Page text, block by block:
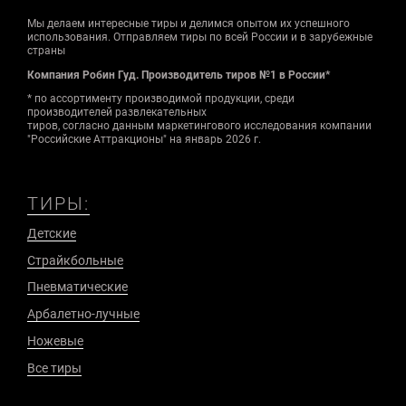
Мы делаем интересные тиры и делимся опытом их успешного
использования. Отправляем тиры по всей России и в зарубежные
страны
Компания Робин Гуд. Производитель тиров №1 в России*
* по ассортименту производимой продукции, среди
производителей развлекательных
тиров, согласно данным маркетингового исследования компании
"Российские Аттракционы" на январь 2026 г.
ТИРЫ:
Детские
Страйкбольные
Пневматические
Арбалетно-лучные
Ножевые
Все тиры